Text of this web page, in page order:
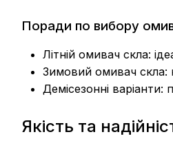
Поради по вибору
Літній омивач скла:
Зимовий омивач скла:
Демісезонні варіанти:
Якість та